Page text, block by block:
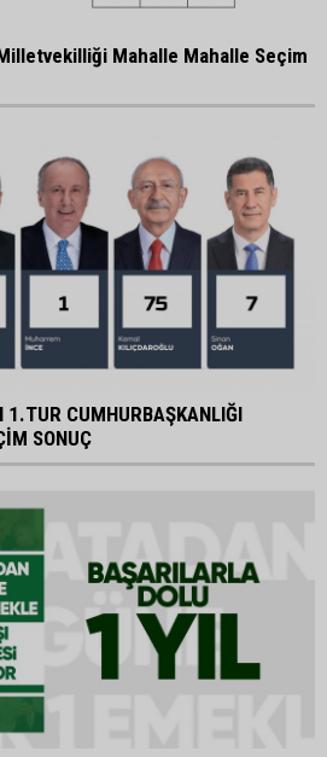
Mahalle Mahalle Seçim
CUMHURBAŞKANLIĞI
SONUÇ